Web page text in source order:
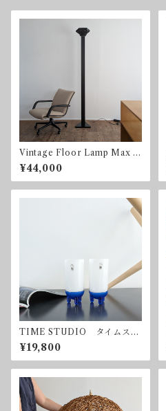
Vintage Floor Lamp Max H
igh 1980mm ヴィンテー
ジ フロアランプ 調光器
¥44,000
TIME STUDIO タイムスタ
ジオ グラス2客セット ポス
トモダンデザイン
¥19,800